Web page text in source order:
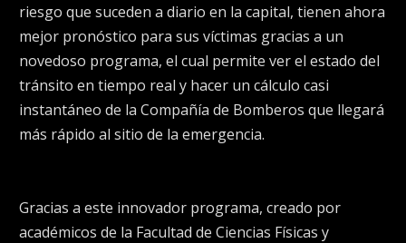
riesgo que suceden a diario en la capital, tienen ahora
mejor pronóstico para sus víctimas gracias a un
novedoso programa, el cual permite ver el estado del
tránsito en tiempo real y hacer un cálculo casi
instantáneo de la Compañía de Bomberos que llegará
más rápido al sitio de la emergencia.
Gracias a este innovador programa, creado por
académicos de la Facultad de Ciencias Físicas y